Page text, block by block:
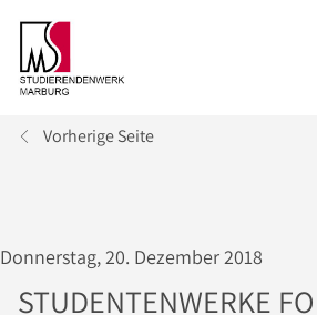
Vorherige Seite
Donnerstag, 20. Dezember 2018
STUDENTENWERKE